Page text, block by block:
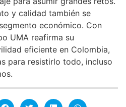
y calidad también se
económico. Con
UMA reafirma su
eficiente en Colombia,
para resistirlo todo, incluso